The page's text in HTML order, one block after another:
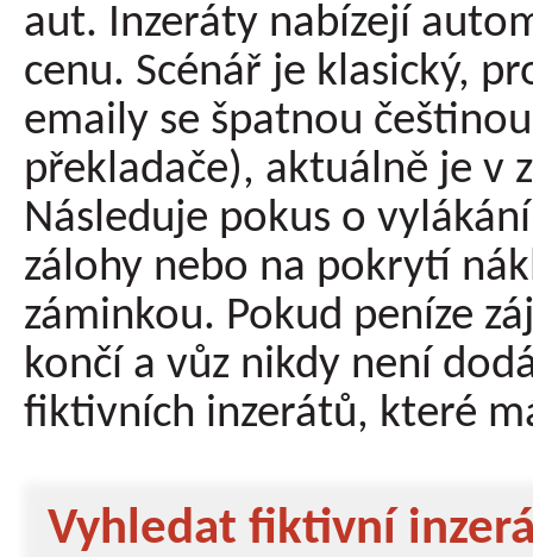
aut. Inzeráty nabízejí
cenu. Scénář je klasický,
emaily se špatnou
překladače), aktuálně je v
Následuje pokus o
zálohy nebo na pokrytí
záminkou. Pokud peníze
končí a vůz nikdy není
fiktivních inzerátů, které
Vyhledat fiktivní